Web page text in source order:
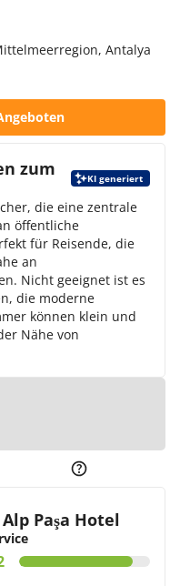
Antalya
zum
KI generiert
die eine zentrale
öffentliche
für Reisende, die
an
Nicht geeignet ist es
die moderne
können klein und
Nähe von
Paşa Hotel